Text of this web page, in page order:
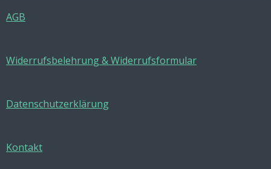
AGB
Widerrufsbelehrung & Widerrufsformular
Datenschutzerklärung
Kontakt